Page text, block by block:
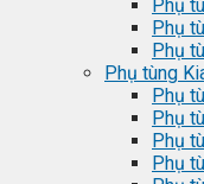
Phụ
Phụ
Phụ
Phụ tùng
Phụ
Phụ
Phụ
Phụ